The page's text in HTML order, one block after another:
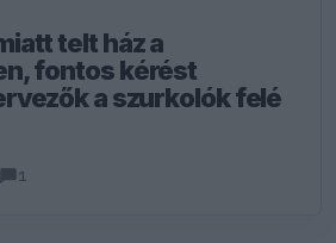
telt ház a
fontos kérést
a szurkolók felé
1